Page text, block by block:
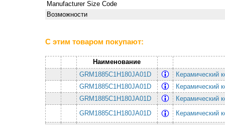
Manufacturer Size Code
Возможности
С этим товаром покупают:
Наименование
GRM1885C1H180JA01D
Керамический
GRM1885C1H180JA01D
Керамический
GRM1885C1H180JA01D
Керамический
GRM1885C1H180JA01D
Керамический